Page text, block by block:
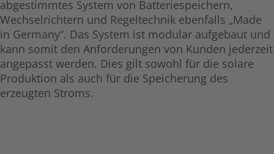
abgestimmtes System von Batteriespeichern,
Wechselrichtern und Regeltechnik ebenfalls „Made
in Germany“. Das System ist modular aufgebaut und
kann somit den Anforderungen von Kunden jederzeit
angepasst werden. Dies gilt sowohl für die solare
Produktion als auch für die Speicherung des
erzeugten Stroms.